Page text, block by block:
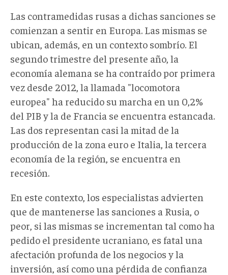
Las contramedidas rusas a dichas sanciones se
comienzan a sentir en Europa. Las mismas se
ubican, además, en un contexto sombrío. El
segundo trimestre del presente año, la
economía alemana se ha contraído por primera
vez desde 2012, la llamada "locomotora
europea" ha reducido su marcha en un 0,2%
del PIB y la de Francia se encuentra estancada.
Las dos representan casi la mitad de la
producción de la zona euro e Italia, la tercera
economía de la región, se encuentra en
recesión.
En este contexto, los especialistas advierten
que de mantenerse las sanciones a Rusia, o
peor, si las mismas se incrementan tal como ha
pedido el presidente ucraniano, es fatal una
afectación profunda de los negocios y la
inversión, así como una pérdida de confianza